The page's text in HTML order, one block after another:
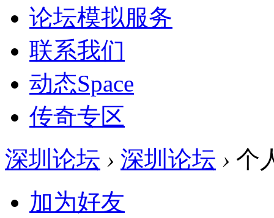
论坛模拟服务
联系我们
动态Space
传奇专区
深圳论坛 › 深圳论坛 › 个
加为好友